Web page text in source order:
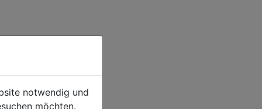
notwendig und
möchten.